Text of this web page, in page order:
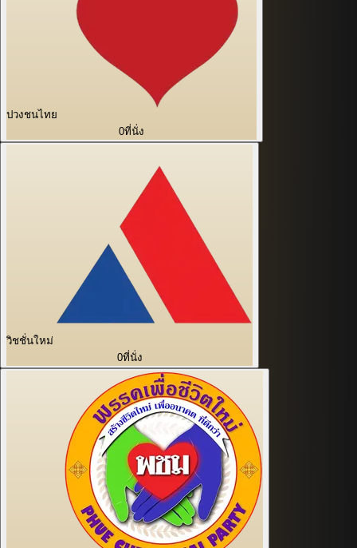
ปวงชนไทย
0ที่นั่ง
วิชชั่นใหม่
0ที่นั่ง